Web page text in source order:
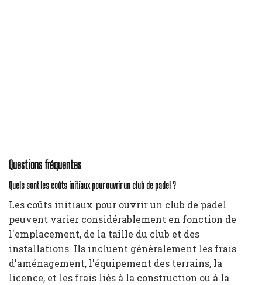
Questions fréquentes
Quels sont les coûts initiaux pour ouvrir un club de padel ?
Les coûts initiaux pour ouvrir un club de padel
peuvent varier considérablement en fonction de
l'emplacement, de la taille du club et des
installations. Ils incluent généralement les frais
d'aménagement, l'équipement des terrains, la
licence, et les frais liés à la construction ou à la